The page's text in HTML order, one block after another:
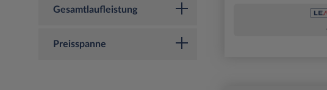
Gesamtlaufleistung
Preisspanne